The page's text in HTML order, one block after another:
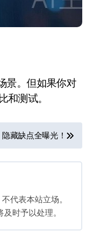
景。但如果你对
测试。
藏缺点全曝光！
代表本站立场。
时予以处理。